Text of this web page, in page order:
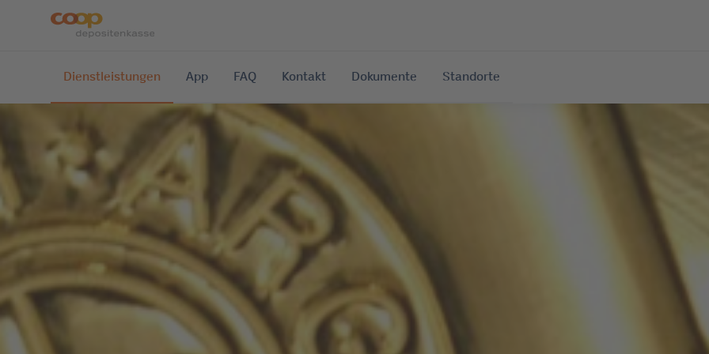
Dienstleistungen App FAQ Kontakt Dokumente Standorte